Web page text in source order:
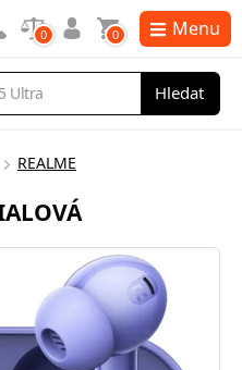
Hledat
0 0 Menu
REALME